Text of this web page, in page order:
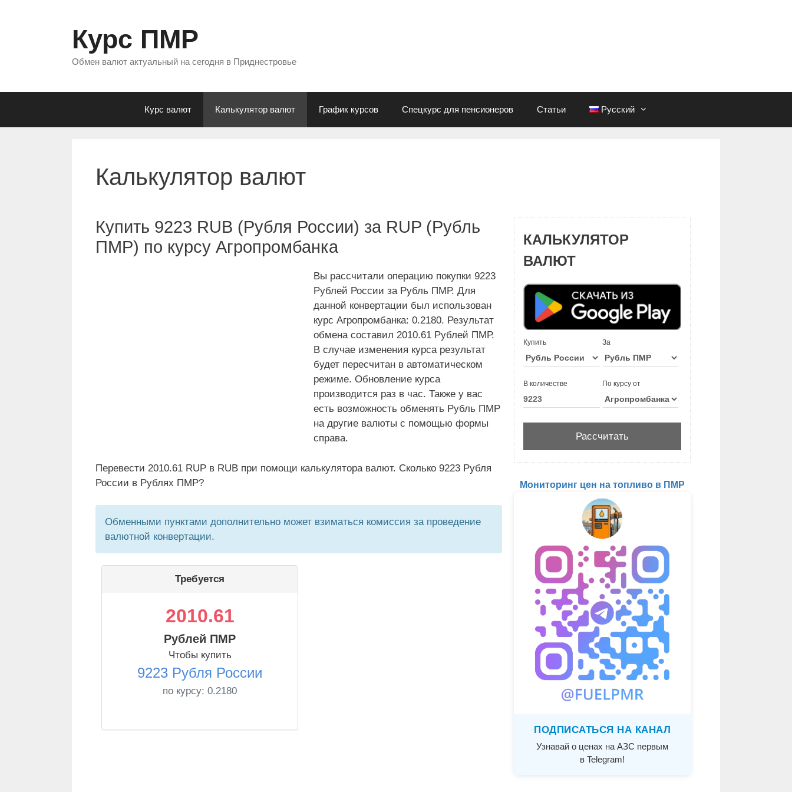
Курс ПМР
Обмен валют актуальный на сегодня в Приднестровье
Курс валют Калькулятор валют График курсов Спецкурс для пенсионеров Статьи Русский
Калькулятор валют
Купить 9223 RUB (Рубля России) за RUP (Рубль
ПМР) по курсу Агропромбанка
Вы рассчитали операцию покупки 9223
Рублей России за Рубль ПМР. Для
данной конвертации был использован
курс Агропромбанка: 0.2180. Результат
обмена составил 2010.61 Рублей ПМР.
В случае изменения курса результат
будет пересчитан в автоматическом
режиме. Обновление курса
производится раз в час. Также у вас
есть возможность обменять Рубль ПМР
на другие валюты с помощью формы
справа.
Перевести 2010.61 RUP в RUB при помощи калькулятора валют. Сколько 9223 Рубля
России в Рублях ПМР?
Обменными пунктами дополнительно может взиматься комиссия за проведение
валютной конвертации.
Требуется
2010.61
Рублей ПМР
Чтобы купить
9223 Рубля России
по курсу: 0.2180
КАЛЬКУЛЯТОР
ВАЛЮТ
Купить За
В количестве По курсу от
Мониторинг цен на топливо в ПМР
ПОДПИСАТЬСЯ НА КАНАЛ
Узнавай о ценах на АЗС первым
в Telegram!